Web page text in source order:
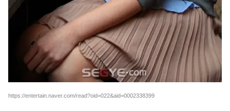
https://entertain.naver.com/read?oid=022&aid=0002338399